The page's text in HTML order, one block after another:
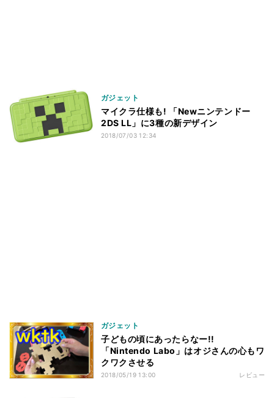
ガジェット
マイクラ仕様も! 「Newニンテンドー
2DS LL」に3種の新デザイン
2018/07/03 12:34
ガジェット
子どもの頃にあったらなー!!
「Nintendo Labo」はオジさんの心もワ
クワクさせる
2018/05/19 13:00 レビュー